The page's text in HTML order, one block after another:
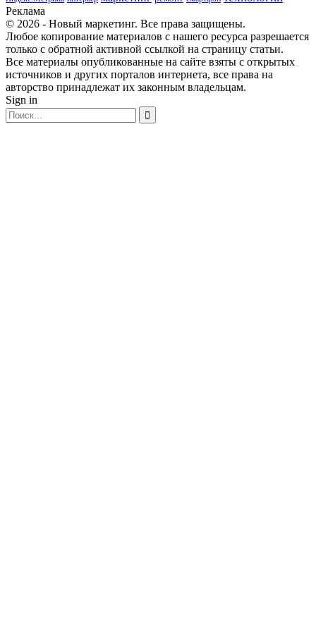
Реклама
© 2026 - Новый маркетинг. Все права защищены.
Любое копирование материалов с нашего ресурса разрешается
только с обратной активной ссылкой на страницу статьи.
Все материалы опубликованные на сайте взяты с открытых
источников и других порталов интернета, все права на
авторство принадлежат их законным владельцам.
Sign in